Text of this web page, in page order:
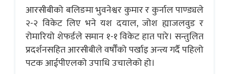
आरसीबीको बलिङमा भुवनेश्वर कुमार र कुर्नाल पाण्ड्यले
२-२ विकेट लिए भने यश दयाल, जोश ह्याजलवुड र
रोमारियो शेफर्डले समान १-१ विकेट हात पारे। सन्तुलित
प्रदर्शनसहित आरसीबीले वर्षौँको पर्खाइ अन्त्य गर्दै पहिलो
पटक आईपीएलको उपाधि उचालेको हो।